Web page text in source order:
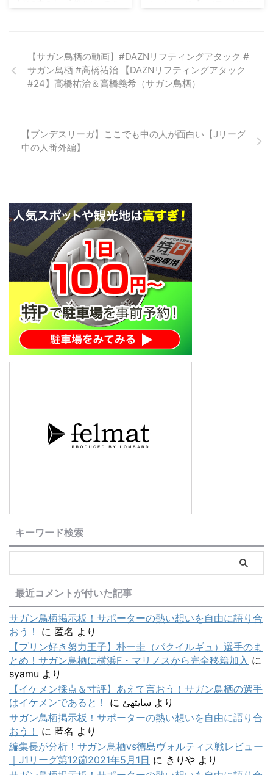
ービス「Rakuten TV」と海外利
Cup」では、スペインの名門サッ
カークラブ「FCバルセロナ」と
イングランドのサッカーリーグ
(松本城近くにクラブ公式の「喫
茶山雅」ってのもあります
(^^))#saganto ...
分トリニータ の広報さんからお
土産を広報に頂いておりました！
ご紹介送れましたが一挙紹介。大
分の誇るべきお菓子「ざびえる」
— モンテディオ山形広報
(@monte_prstaff) 2018年11月21
ない我が故郷山口県。 プロ野球
ではカープかホークスを応援し、
自分の町かのように「広島！」
「福岡！」と連呼する誇りも何も
ポーツクラブ、それがレノファ山
【サガン鳥栖の動画】#DAZNリフティングアタック #
サガン鳥栖 #高橋祐治 【DAZNリフティングアタック
#24】高橋祐治＆高橋義希（サガン鳥栖）
【ブンデスリーガ】ここでも中の人が面白い【Jリーグ
中の人番外編】
キーワード検索
最近コメントが付いた記事
サガン鳥栖掲示板！サポーターの熱い想いを自由に語り合
おう！
に 匿名 より
【プリン好き努力王子】朴一圭（パクイルギュ）選手のま
とめ！サガン鳥栖に横浜F・マリノスから完全移籍加入 に
syamu より
【イケメン採点＆寸評】あえて言おう！サガン鳥栖の選手
はイケメンであると！
に سایتهئ より
サガン鳥栖掲示板！サポーターの熱い想いを自由に語り合
おう！
に 匿名 より
編集長が分析！サガン鳥栖vs徳島ヴォルティス戦レビュー
｜J1リーグ第12節2021年5月1日 に きりや より